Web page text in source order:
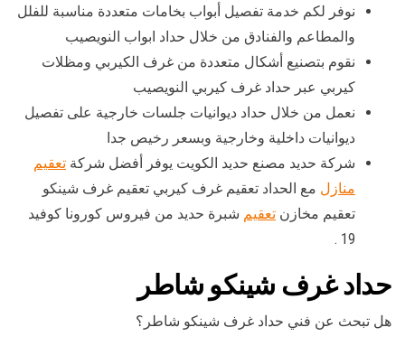
نوفر لكم خدمة تفصيل أبواب بخامات متعددة مناسبة للفلل
والمطاعم والفنادق من خلال حداد ابواب النويصيب
نقوم بتصنيع أشكال متعددة من غرف الكيربي ومظلات
كيربي عبر حداد غرف كيربي النويصيب
نعمل من خلال حداد ديوانيات جلسات خارجية على تفصيل
ديوانيات داخلية وخارجية وبسعر رخيص جدا
شركة حديد مصنع حديد الكويت يوفر أفضل شركة تعقيم
منازل مع الحداد تعقيم غرف كيربي تعقيم غرف شينكو
تعقيم مخازن تعقيم شبرة حديد من فيروس كورونا كوفيد
19 .
حداد غرف شينكو شاطر
هل تبحث عن فني حداد غرف شينكو شاطر؟